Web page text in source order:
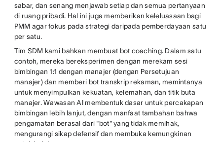
sabar, dan senang menjawab setiap dan semua pertanyaan
di ruang pribadi. Hal ini juga memberikan keleluasaan bagi
PMM agar fokus pada strategi daripada pemberdayaan satu
per satu.
Tim SDM kami bahkan membuat bot coaching. Dalam satu
contoh, mereka bereksperimen dengan merekam sesi
bimbingan 1:1 dengan manajer (dengan Persetujuan
manajer) dan memberi bot transkrip rekaman, memintanya
untuk menyimpulkan kekuatan, kelemahan, dan titik buta
manajer. Wawasan AI membentuk dasar untuk percakapan
bimbingan lebih lanjut, dengan manfaat tambahan bahwa
pengamatan berasal dari "bot" yang tidak memihak,
mengurangi sikap defensif dan membuka kemungkinan